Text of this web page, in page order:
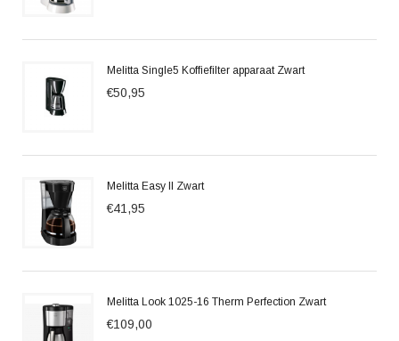
Melitta Single5 Koffiefilter apparaat Zwart
€50,95
Melitta Easy II Zwart
€41,95
Melitta Look 1025-16 Therm Perfection Zwart
€109,00